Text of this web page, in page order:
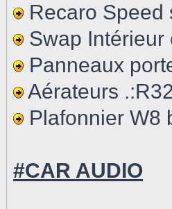
Recaro Speed
Swap Intérieur
Panneaux
Aérateurs
Plafonnier W8
#CAR AUDIO